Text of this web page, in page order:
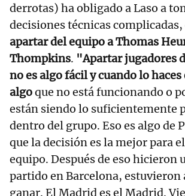
derrotas) ha obligado a Laso a
decisiones técnicas complicadas,
apartar del equipo a Thomas
Thompkins. "Apartar jugadores
no es algo fácil y cuando lo haces
algoque no está funcionando o
están siendo lo suficientemente
dentro del grupo. Eso es algo de
que la decisión es la mejor para
equipo. Después de eso hicieron
partido en Barcelona, estuvieron
ganar. El Madrid es el Madrid.